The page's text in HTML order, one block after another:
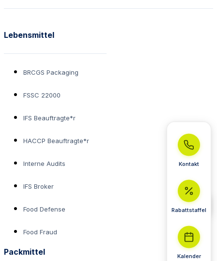
Lebensmittel
BRCGS Packaging
FSSC 22000
IFS Beauftragte*r
HACCP Beauftragte*r
Interne Audits
IFS Broker
Food Defense
Food Fraud
Packmittel
Kontakt
Rabattstaffel
Kalender